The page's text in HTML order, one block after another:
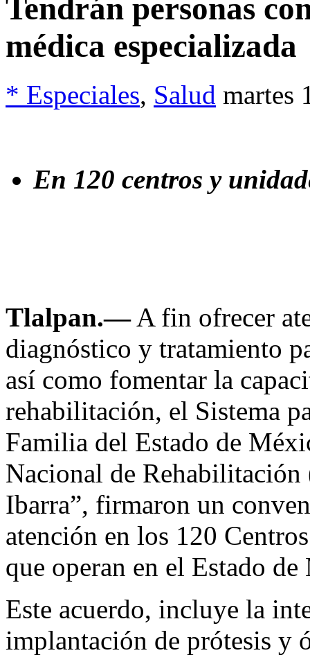
Tendrán personas
médica especializada
* Especiales, Salud martes
En 120 centros y
Tlalpan.—A fin ofrecer
diagnóstico y tratamiento
así como fomentar la
rehabilitación, el Sistema
Familia del Estado de
Nacional de
Ibarra”, firmaron un
atención en los 120
que operan en el Estado
Este acuerdo, incluye la
implantación de prótesis y